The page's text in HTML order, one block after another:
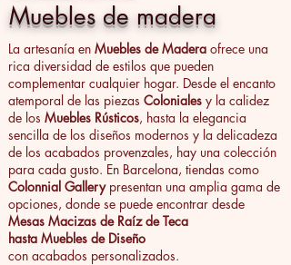
Muebles de madera
La artesanía en Muebles de Madera ofrece una
rica diversidad de estilos que pueden
complementar cualquier hogar. Desde el encanto
atemporal de las piezas Coloniales y la calidez
de los Muebles Rústicos, hasta la elegancia
sencilla de los diseños modernos y la delicadeza
de los acabados provenzales, hay una colección
para cada gusto. En Barcelona, tiendas como
Colonnial Gallerypresentan una amplia gama de
opciones, donde se puede encontrar desde
Mesas Macizas de Raíz de Teca
hasta Muebles de Diseño
con acabados personalizados.